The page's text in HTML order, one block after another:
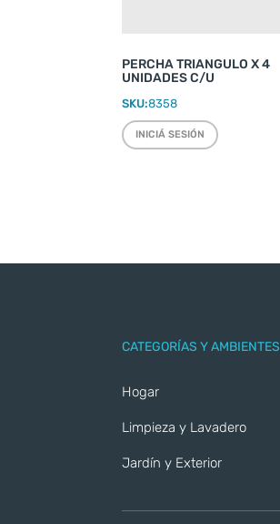
PERCHA TRIANGULO X 4
UNIDADES C/U
SKU:8358
INICIÁ SESIÓN
CATEGORÍAS Y AMBIENTES
Hogar
Limpieza y Lavadero
Jardín y Exterior